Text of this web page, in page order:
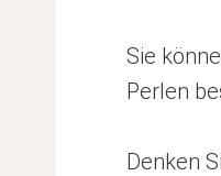
Sie
Perlen
Denken